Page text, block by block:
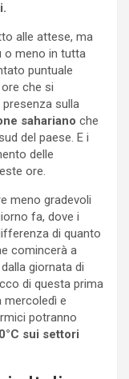
alle attese, ma
o meno in tutta
puntuale
che si
sulla
sahariano che
del paese. E i
delle
ore.
meno gradevoli
fa, dove i
di quanto
comincerà a
giornata di
di questa prima
mercoledì e
potranno
sui settori